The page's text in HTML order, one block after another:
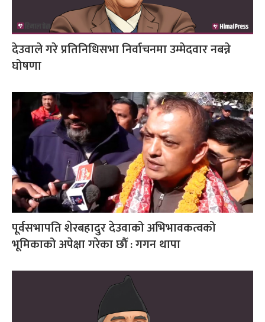
देउवाले गरे प्रतिनिधिसभा निर्वाचनमा उम्मेदवार नबन्ने
घोषणा
पूर्वसभापति शेरबहादुर देउवाको अभिभावकत्वको
भूमिकाको अपेक्षा गरेका छौँ : गगन थापा